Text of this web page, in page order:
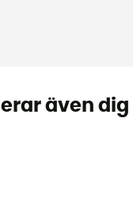
även dig